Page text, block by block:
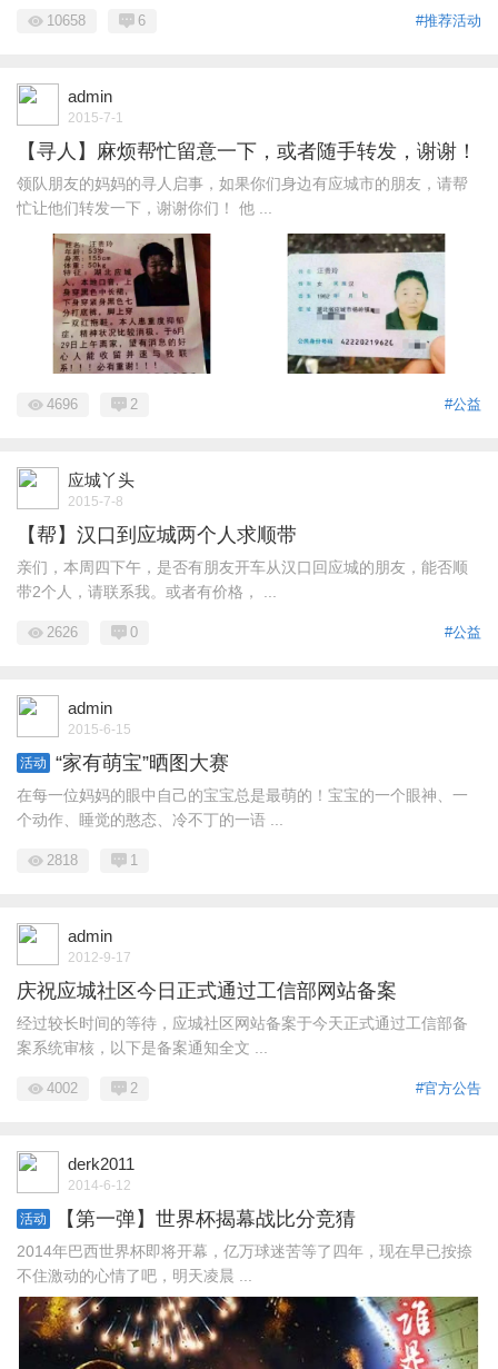
#推荐活动
10658 6
admin
2015-7-1
【寻人】麻烦帮忙留意一下，或者随手转发，谢谢！
领队朋友的妈妈的寻人启事，如果你们身边有应城市的朋友，请帮
忙让他们转发一下，谢谢你们！ 他 ...
#公益
4696 2
应城丫头
2015-7-8
【帮】汉口到应城两个人求顺带
亲们，本周四下午，是否有朋友开车从汉口回应城的朋友，能否顺
带2个人，请联系我。或者有价格， ...
#公益
2626 0
admin
2015-6-15
活动 “家有萌宝”晒图大赛
在每一位妈妈的眼中自己的宝宝总是最萌的！宝宝的一个眼神、一
个动作、睡觉的憨态、冷不丁的一语 ...
2818 1
admin
2012-9-17
庆祝应城社区今日正式通过工信部网站备案
经过较长时间的等待，应城社区网站备案于今天正式通过工信部备
案系统审核，以下是备案通知全文 ...
#官方公告
4002 2
derk2011
2014-6-12
活动 【第一弹】世界杯揭幕战比分竞猜
2014年巴西世界杯即将开幕，亿万球迷苦等了四年，现在早已按捺
不住激动的心情了吧，明天凌晨 ...